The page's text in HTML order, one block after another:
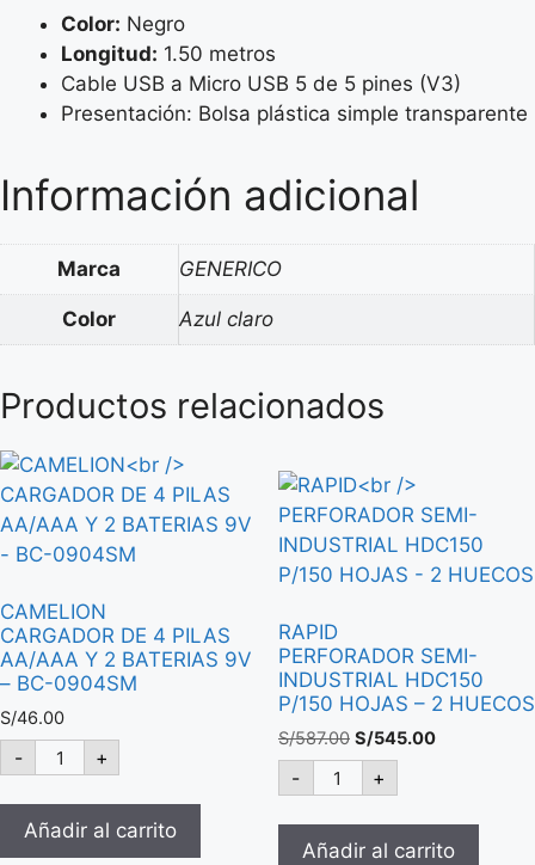
Color: Negro
Longitud: 1.50 metros
Cable USB a Micro USB 5 de 5 pines (V3)
Presentación: Bolsa plástica simple transparente
Información adicional
Marca GENERICO
Color Azul claro
Productos relacionados
CAMELION
CARGADOR DE 4 PILAS
AA/AAA Y 2 BATERIAS 9V
– BC-0904SM
S/46.00
- CAMELION
CARGADOR
4
PILAS
+
Añadir al carrito
RAPID
PERFORADOR SEMI-
INDUSTRIAL HDC150
P/150 HOJAS – 2 HUECOS
S/587.00 El
precio
original
S/587.00.
S/545.00El
S/545.00.
- RAPID
PERFORADOR
INDUSTRIAL
HDC150
+
Añadir al carrito